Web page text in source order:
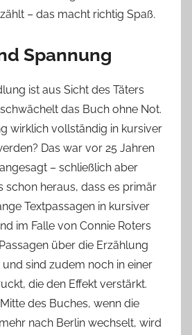
– das macht richtig Spaß.
Spannung
ist aus Sicht des Täters
das Buch ohne Not.
wirklich vollständig in kursiver
Das war vor 25 Jahren
– schließlich aber
schon heraus, dass es primär
Textpassagen in kursiver
im Falle von Connie Roters
über die Erzählung
sind zudem noch in einer
die den Effekt verstärkt.
des Buches, wenn die
nach Berlin wechselt, wird